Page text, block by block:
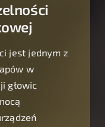
jest jednym z
w
głowic